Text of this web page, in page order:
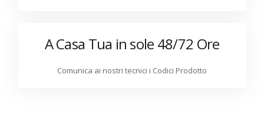
A Casa Tua in sole 48/72 Ore
Comunica ai nostri tecnici i Codici Prodotto